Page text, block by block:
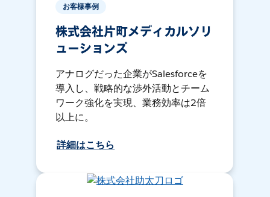
お客様事例
株式会社片町メディカルソリ
ューションズ
アナログだった企業がSalesforceを
導入し、戦略的な渉外活動とチーム
ワーク強化を実現、業務効率は2倍
以上に。
詳細はこちら